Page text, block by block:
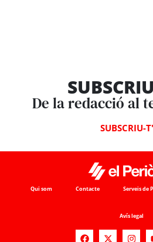
De la redacció al
SUBSCRIU-
Qui som Contacte Serveis de
Avís legal